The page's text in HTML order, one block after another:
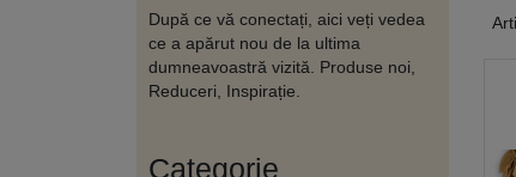
După ce vă conectați, aici veți vedea
ce a apărut nou de la ultima
dumneavoastră vizită. Produse noi,
Reduceri, Inspirație.
Categorie